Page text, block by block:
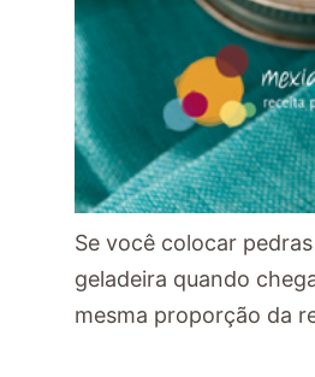
Se você colocar
geladeira quando
mesma proporção da